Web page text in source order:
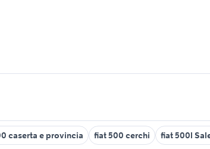
caserta e provincia fiat 500 cerchi fiat 500l